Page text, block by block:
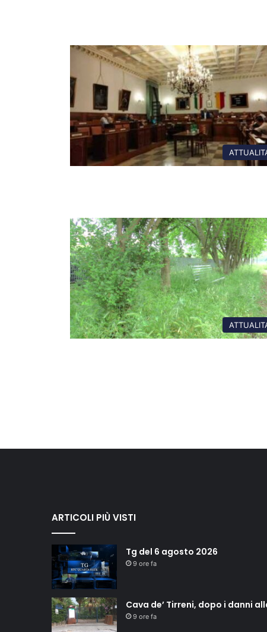
ARTICOLI PIÙ VISTI
Tg del 6 agosto 2026
9 ore fa
Cava de’ Tirreni, dopo i danni
9 ore fa